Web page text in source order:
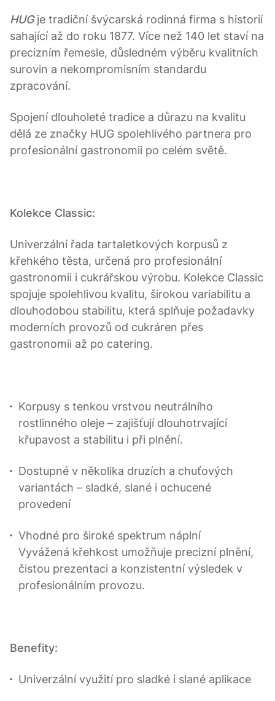
HUGje tradiční švýcarská rodinná firma s historií
sahající až do roku 1877. Více než 140 let staví na
precizním řemesle, důsledném výběru kvalitních
surovin a nekompromisním standardu
zpracování.
Spojení dlouholeté tradice a důrazu na kvalitu
dělá ze značky HUG spolehlivého partnera pro
profesionální gastronomii po celém světě.
Kolekce Classic:
Univerzální řada tartaletkových korpusů z
křehkého těsta, určená pro profesionální
gastronomii i cukrářskou výrobu. Kolekce Classic
spojuje spolehlivou kvalitu, širokou variabilitu a
dlouhodobou stabilitu, která splňuje požadavky
moderních provozů od cukráren přes
gastronomii až po catering.
Korpusy s tenkou vrstvou neutrálního
rostlinného oleje – zajišťují dlouhotrvající
křupavost a stabilitu i při plnění.
Dostupné v několika druzích a chuťových
variantách – sladké, slané i ochucené
provedení
Vhodné pro široké spektrum náplní
Vyvážená křehkost umožňuje precizní plnění,
čistou prezentaci a konzistentní výsledek v
profesionálním provozu.
Benefity:
Univerzální využití pro sladké i slané aplikace